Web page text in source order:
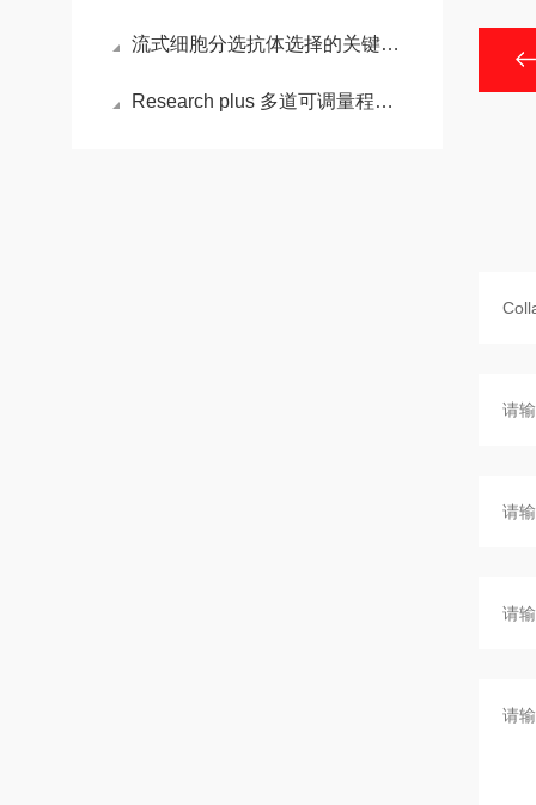
流式细胞分选抗体选择的关键要点
Research plus 多道可调量程移液器的操作步骤